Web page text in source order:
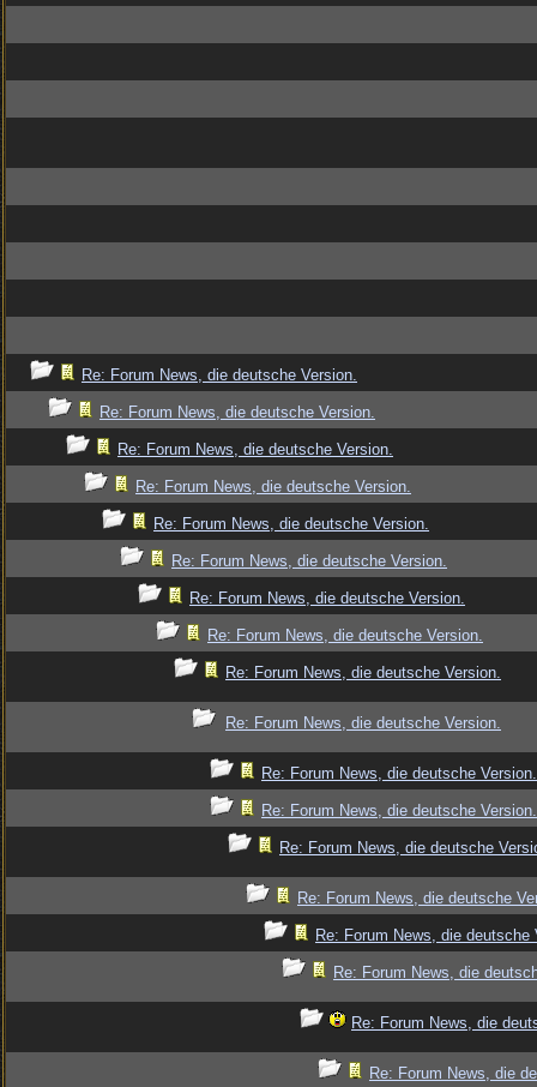
Re: Forum News, die deutsche Version.
Re: Forum News, die deutsche Version.
Re: Forum News, die deutsche Version.
Re: Forum News, die deutsche Version.
Re: Forum News, die deutsche Version.
Re: Forum News, die deutsche Version.
Re: Forum News, die deutsche Version.
Re: Forum News, die deutsche Version.
Re: Forum News, die deutsche Version.
Re: Forum News, die deutsche Version.
Re: Forum News, die deutsche Version.
Re: Forum News, die deutsche Version.
Re: Forum News, die deutsche
Re: Forum News, die deutsche
Re: Forum News, die deutsche
Re: Forum News, die
Re: Forum News, die
Re: Forum News, die